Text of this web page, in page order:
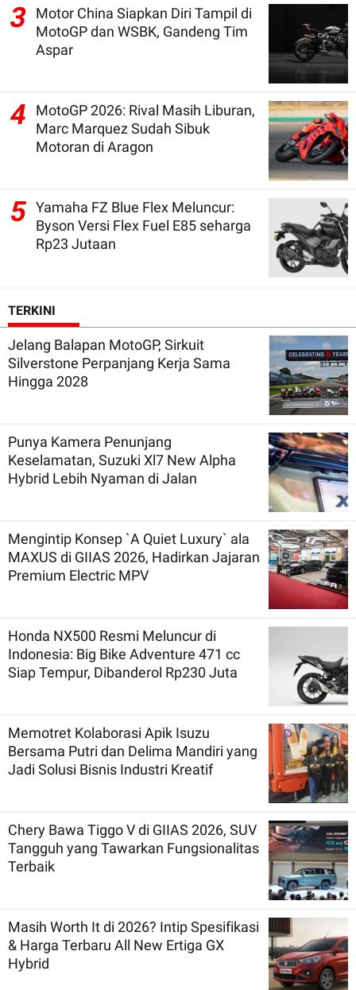
3
Motor China Siapkan Diri Tampil di
MotoGP dan WSBK, Gandeng Tim
Aspar
4
MotoGP 2026: Rival Masih Liburan,
Marc Marquez Sudah Sibuk
Motoran di Aragon
5 Yamaha FZ Blue Flex Meluncur:
Byson Versi Flex Fuel E85 seharga
Rp23 Jutaan
TERKINI
Jelang Balapan MotoGP, Sirkuit
Silverstone Perpanjang Kerja Sama
Hingga 2028
Punya Kamera Penunjang
Keselamatan, Suzuki Xl7 New Alpha
Hybrid Lebih Nyaman di Jalan
Mengintip Konsep `A Quiet Luxury` ala
MAXUS di GIIAS 2026, Hadirkan Jajaran
Premium Electric MPV
Honda NX500 Resmi Meluncur di
Indonesia: Big Bike Adventure 471 cc
Siap Tempur, Dibanderol Rp230 Juta
Memotret Kolaborasi Apik Isuzu
Bersama Putri dan Delima Mandiri yang
Jadi Solusi Bisnis Industri Kreatif
Chery Bawa Tiggo V di GIIAS 2026, SUV
Tangguh yang Tawarkan Fungsionalitas
Terbaik
Masih Worth It di 2026? Intip Spesifikasi
& Harga Terbaru All New Ertiga GX
Hybrid